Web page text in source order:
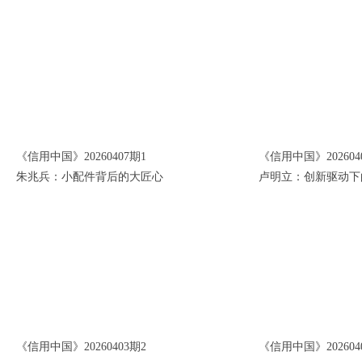
《信用中国》20260407期1
朱兆兵：小配件背后的大匠心
《信用中国》
卢明立：创新驱动
《信用中国》20260403期2
《信用中国》